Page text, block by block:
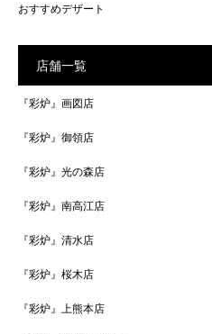
おすすめデザート
店舗一覧
『彩炉』画図店
『彩炉』御領店
『彩炉』光の森店
『彩炉』南高江店
『彩炉』清水店
『彩炉』桜木店
『彩炉』上熊本店